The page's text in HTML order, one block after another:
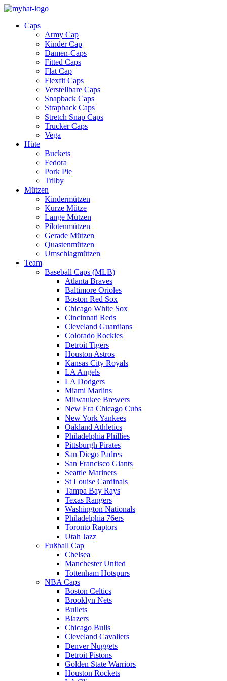
Caps
Army Cap
Kinder Cap
Damen-Caps
Fitted Caps
Flat Cap
Flexfit Caps
Verstellbare Caps
Snapback Caps
Strapback Caps
Stretch Snap Caps
Trucker Caps
Vega
Hüte
Buckets
Fedora
Pork Pie
Trilby
Mützen
Kindermützen
Kurze Mütze
Lange Mützen
Pilotenmützen
Gerade Mützen
Quastenmützen
Umschlagmützen
Team
Baseball Caps (MLB)
Atlanta Braves
Baltimore Orioles
Boston Red Sox
Chicago White Sox
Cincinnati Reds
Cleveland Guardians
Colorado Rockies
Detroit Tigers
Houston Astros
Kansas City Royals
LA Angels
LA Dodgers
Miami Marlins
Milwaukee Brewers
New Era Chicago Cubs
New York Yankees
Oakland Athletics
Philadelphia Phillies
Pittsburgh Pirates
San Diego Padres
San Francisco Giants
Seattle Mariners
St Louise Cardinals
Tampa Bay Rays
Texas Rangers
Washington Nationals
Philadelphia 76ers
Toronto Raptors
Utah Jazz
Fußball Cap
Chelsea
Manchester United
Tottenham Hotspurs
NBA Caps
Boston Celtics
Brooklyn Nets
Bullets
Blazers
Chicago Bulls
Cleveland Cavaliers
Denver Nuggets
Detroit Pistons
Golden State Warriors
Houston Rockets